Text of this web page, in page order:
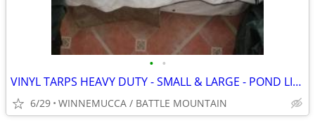
• •
VINYL TARPS HEAVY DUTY - SMALL & LARGE - POND LINER HAY TARP BILLBOARD
6/29 WINNEMUCCA / BATTLE MOUNTAIN